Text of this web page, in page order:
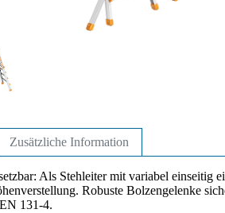
Zusätzliche Information
Als Stehleiter mit variabel einseitig
Robuste Bolzengelenke
131-4.